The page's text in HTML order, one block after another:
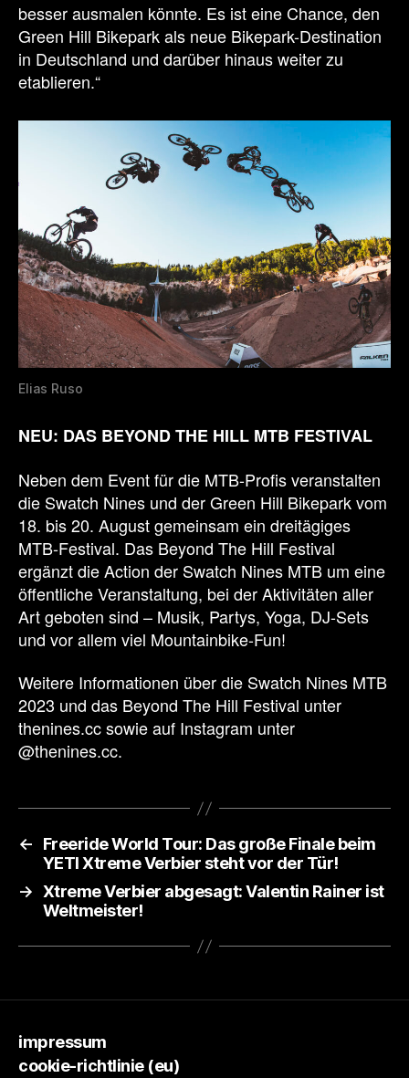
besser ausmalen könnte. Es ist eine Chance, den
Green Hill Bikepark als neue Bikepark-Destination
in Deutschland und darüber hinaus weiter zu
etablieren.“
Elias Ruso
NEU: DAS BEYOND THE HILL MTB FESTIVAL
Neben dem Event für die MTB-Profis veranstalten
die Swatch Nines und der Green Hill Bikepark vom
18. bis 20. August gemeinsam ein dreitägiges
MTB-Festival. Das Beyond The Hill Festival
ergänzt die Action der Swatch Nines MTB um eine
öffentliche Veranstaltung, bei der Aktivitäten aller
Art geboten sind – Musik, Partys, Yoga, DJ-Sets
und vor allem viel Mountainbike-Fun!
Weitere Informationen über die Swatch Nines MTB
2023 und das Beyond The Hill Festival unter
thenines.cc sowie auf Instagram unter
@thenines.cc.
←
Freeride World Tour: Das große Finale beim
YETI Xtreme Verbier steht vor der Tür!
→ Xtreme Verbier abgesagt: Valentin Rainer ist
Weltmeister!
impressum
cookie-richtlinie (eu)